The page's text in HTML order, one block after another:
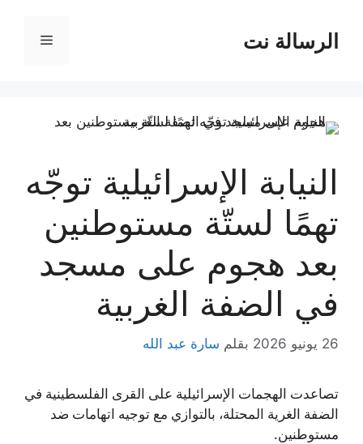
المحتوىالرسالة نت القائمة
النيابة الإسرائيلية توجّه
تهمًا لستّة مستوطنين
بعد هجوم على مسجد
في الضفة الغربية
26 يونيو 2026 بقلم سارة عبد الله
تصاعدت الهجمات الإسرائيلية على القرى الفلسطينية في
الضفة الغرية المحتلة، بالتوازي مع توجيه اتهامات ضد
مستوطنين.